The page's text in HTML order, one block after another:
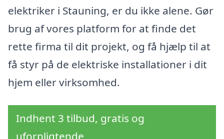
elektriker i Stauning, er du ikke alene. Gør
brug af vores platform for at finde det
rette firma til dit projekt, og få hjælp til at
få styr på de elektriske installationer i dit
hjem eller virksomhed.
Indhent 3 tilbud, gratis og
uforpligtende